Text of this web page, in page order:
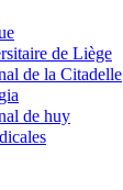
de Liège
de la Citadelle
de huy